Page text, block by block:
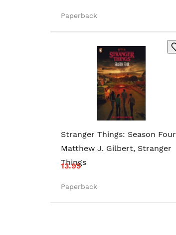
Paperback
Stranger Things: Season Four
Matthew J. Gilbert, Stranger
Things
13.95
Paperback